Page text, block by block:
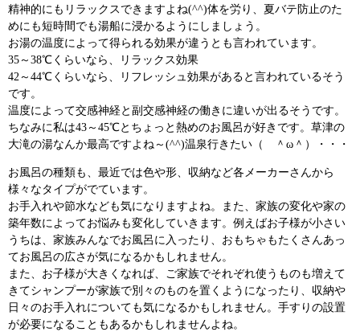
精神的にもリラックスできますよね(^^)体を労り、夏バテ防止のた
めにも短時間でも湯船に浸かるようにしましょう。
お湯の温度によって得られる効果が違うとも言われています。
35～38℃くらいなら、リラックス効果
42～44℃くらいなら、リフレッシュ効果があると言われているそう
です。
温度によって交感神経と副交感神経の働きに違いが出るそうです。
ちなみに私は43～45℃とちょっと熱めのお風呂が好きです。草津の
大滝の湯なんか最高ですよね～(^^)温泉行きたい（ ＾ω＾）・・・
お風呂の種類も、最近では色や形、収納など各メーカーさんから
様々なタイプがでています。
お手入れや節水なども気になりますよね。また、家族の変化や家の
築年数によってお悩みも変化していきます。例えばお子様が小さい
うちは、家族みんなでお風呂に入ったり、おもちゃもたくさんあっ
てお風呂の広さが気になるかもしれません。
また、お子様が大きくなれば、ご家族でそれぞれ使うものも増えて
きてシャンプーが家族で別々のものを置くようになったり、収納や
日々のお手入れについても気になるかもしれません。手すりの設置
が必要になることもあるかもしれませんよね。